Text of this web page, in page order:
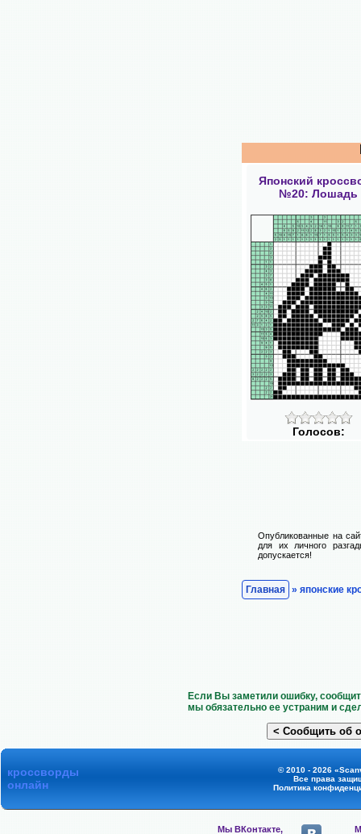
Японский
№20: Лошадь
Голосов:
Опубликованные на
для их личного
допускается!
Главная » японские
Если Вы заметили ошибку,
мы обязательно ее устраним и
кроссворды
онлайн
© 2010 - 2026
Все права
Политика
Мы ВКонтакте,